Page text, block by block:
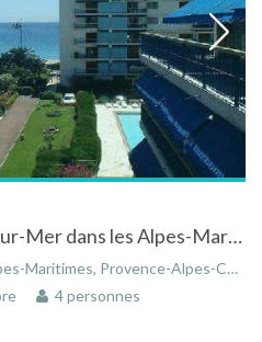
Appartement à Cagnes-sur-Mer dans les Alpes-Maritimes en Provence-Alpes-Côte d'Azur vue sur mer
Provence-Alpes-Côte d'Azur, France
4 personnes